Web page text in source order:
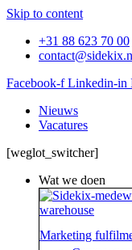
Skip to content
+31 88 623 70 00
Facebook-f Linkedin-in
Nieuws
Vacatures
[weglot_switcher]
Wat we doen
Marketing